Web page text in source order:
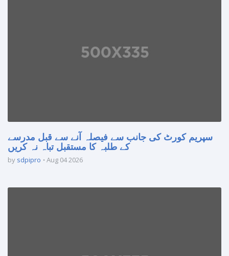
سپریم کورٹ کی جانب سے فیصلہ آنے سے قبل مدرسے
کے طلبہ کا مستقبل تباہ نہ کریں
by sdpipro Aug 04 2026